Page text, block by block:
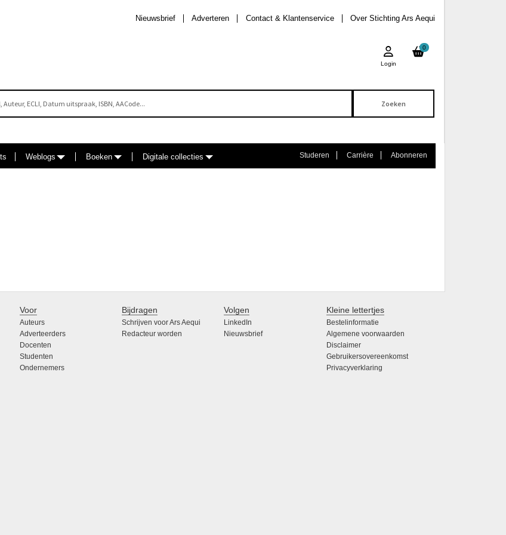
Over Stichting Ars Aequi
Contact & Klantenservice
Adverteren
Nieuwsbrief
0
Login
Weblogs Boeken Digitale collecties Studeren Carrière Abonneren
Voor
Auteurs
Adverteerders
Docenten
Studenten
Ondernemers
Bijdragen
Schrijven voor Ars Aequi
Redacteur worden
Volgen
LinkedIn
Nieuwsbrief
Kleine lettertjes
Bestelinformatie
Algemene voorwaarden
Disclaimer
Gebruikersovereenkomst
Privacyverklaring